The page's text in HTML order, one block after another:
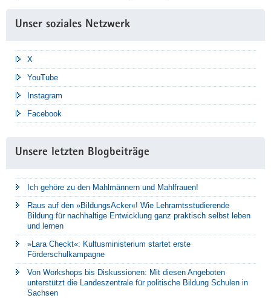
Unser soziales Netzwerk
X
YouTube
Instagram
Facebook
Unsere letzten Blogbeiträge
Ich gehöre zu den Mahlmännern und Mahlfrauen!
Raus auf den »BildungsAcker«! Wie Lehramtsstudierende
Bildung für nachhaltige Entwicklung ganz praktisch selbst leben
und lernen
»Lara Checkt«: Kultusministerium startet erste
Förderschulkampagne
Von Workshops bis Diskussionen: Mit diesen Angeboten
unterstützt die Landeszentrale für politische Bildung Schulen in
Sachsen